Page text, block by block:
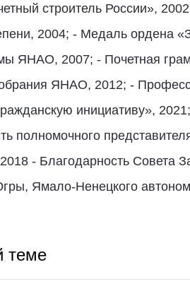
строитель России»,
2004; - Медаль ордена
ЯНАО, 2007; - Почетная
ЯНАО, 2012; -
инициативу»,
полномочного
- Благодарность Совета
Ямало-Ненецкого
теме